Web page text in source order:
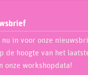
in voor onze
de hoogte van het
onze workshopdata!